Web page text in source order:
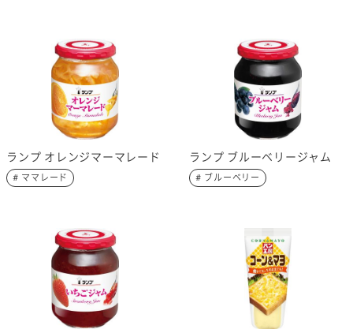
ランプ オレンジマーマレード
# ママレード
ランプ ブルーベリージャム
# ブルーベリー